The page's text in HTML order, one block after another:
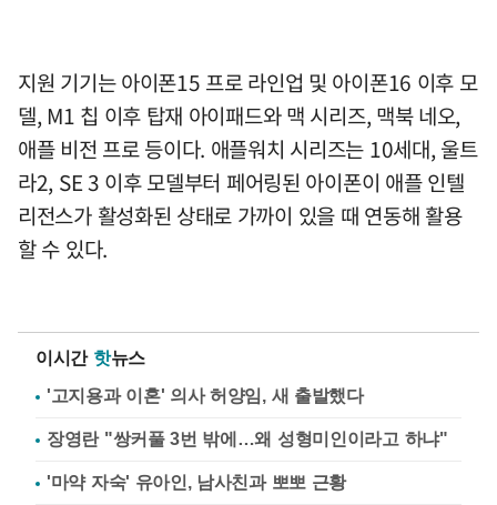
지원 기기는 아이폰15 프로 라인업 및 아이폰16 이후 모
델, M1 칩 이후 탑재 아이패드와 맥 시리즈, 맥북 네오,
애플 비전 프로 등이다. 애플워치 시리즈는 10세대, 울트
라2, SE 3 이후 모델부터 페어링된 아이폰이 애플 인텔
리전스가 활성화된 상태로 가까이 있을 때 연동해 활용
할 수 있다.
이시간 핫뉴스
'고지용과 이혼' 의사 허양임, 새 출발했다
장영란 "쌍커풀 3번 밖에…왜 성형미인이라고 하냐"
'마약 자숙' 유아인, 남사친과 뽀뽀 근황